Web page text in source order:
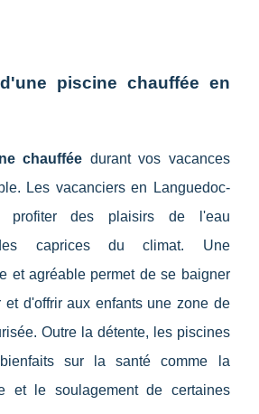
piscine chauffée en
chauffée durant vos vacances
Les vacanciers en Languedoc-
profiter des plaisirs de l'eau
des caprices du climat. Une
et agréable permet de se baigner
d'offrir aux enfants une zone de
Outre la détente, les piscines
sur la santé comme la
et le soulagement de certaines